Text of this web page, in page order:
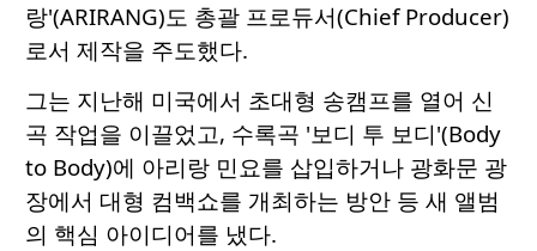
랑'(ARIRANG)도 총괄 프로듀서(Chief Producer)
로서 제작을 주도했다.
그는 지난해 미국에서 초대형 송캠프를 열어 신
곡 작업을 이끌었고, 수록곡 '보디 투 보디'(Body
to Body)에 아리랑 민요를 삽입하거나 광화문 광
장에서 대형 컴백쇼를 개최하는 방안 등 새 앨범
의 핵심 아이디어를 냈다.